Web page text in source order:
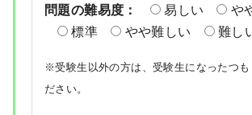
問題の難易度： 易しい
や
標準
やや難しい 難し
※受験生以外の方は、受験生になったつも
ださい。